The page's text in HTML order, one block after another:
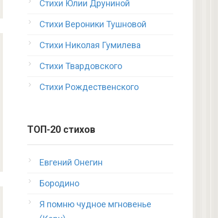
Стихи Юлии Друниной
Стихи Вероники Тушновой
Стихи Николая Гумилева
Стихи Твардовского
Стихи Рождественского
ТОП-20 стихов
Евгений Онегин
Бородино
Я помню чудное мгновенье